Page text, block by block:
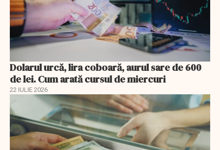
Dolarul urcă, lira coboară, aurul sare de 600
de lei. Cum arată cursul de miercuri
22 IULIE 2026